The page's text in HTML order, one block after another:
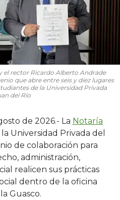
el rector Ricardo Alberto Andrade
que abre entre seis y diez lugares
de la Universidad Privada
del Río
de 2026.- La Notaría
Universidad Privada del
de colaboración para
administración,
realicen sus prácticas
dentro de la oficina
Guasco.